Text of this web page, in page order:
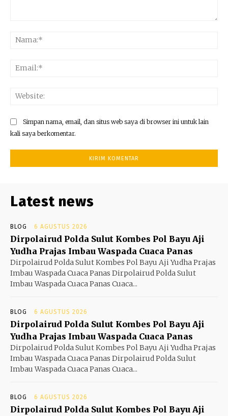
Simpan nama, email, dan situs web saya di browser ini untuk lain
kali saya berkomentar.
Latest news
BLOG 6 AGUSTUS 2026
Dirpolairud Polda Sulut Kombes Pol Bayu Aji
Yudha Prajas Imbau Waspada Cuaca Panas
Dirpolairud Polda Sulut Kombes Pol Bayu Aji Yudha Prajas
Imbau Waspada Cuaca Panas Dirpolairud Polda Sulut
Imbau Waspada Cuaca Panas Cuaca...
BLOG 6 AGUSTUS 2026
Dirpolairud Polda Sulut Kombes Pol Bayu Aji
Yudha Prajas Imbau Waspada Cuaca Panas
Dirpolairud Polda Sulut Kombes Pol Bayu Aji Yudha Prajas
Imbau Waspada Cuaca Panas Dirpolairud Polda Sulut
Imbau Waspada Cuaca Panas Cuaca...
BLOG 6 AGUSTUS 2026
Dirpolairud Polda Sulut Kombes Pol Bayu Aji